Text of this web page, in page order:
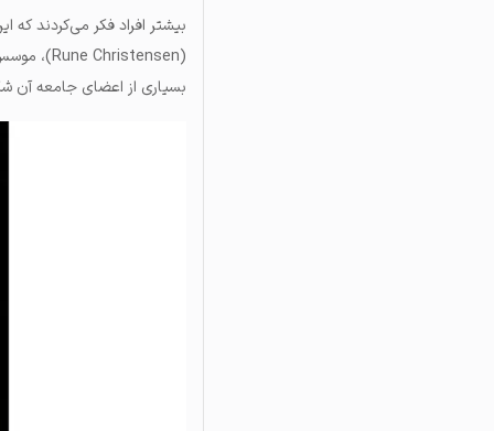
بیشتر افراد فکر می‌کردند
(Rune Christensen)، موسس میکر، در تاریخ ۱ سپتامبر برای بررسی امکان
بسیاری از اعضای جامعه آن